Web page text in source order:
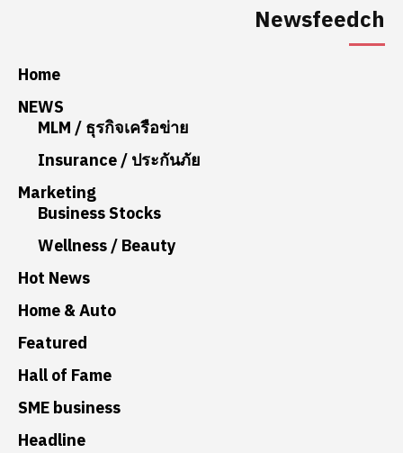
Newsfeedch
Home
NEWS
MLM / ธุรกิจเครือข่าย
Insurance / ประกันภัย
Marketing
Business Stocks
Wellness / Beauty
Hot News
Home & Auto
Featured
Hall of Fame
SME business
Headline